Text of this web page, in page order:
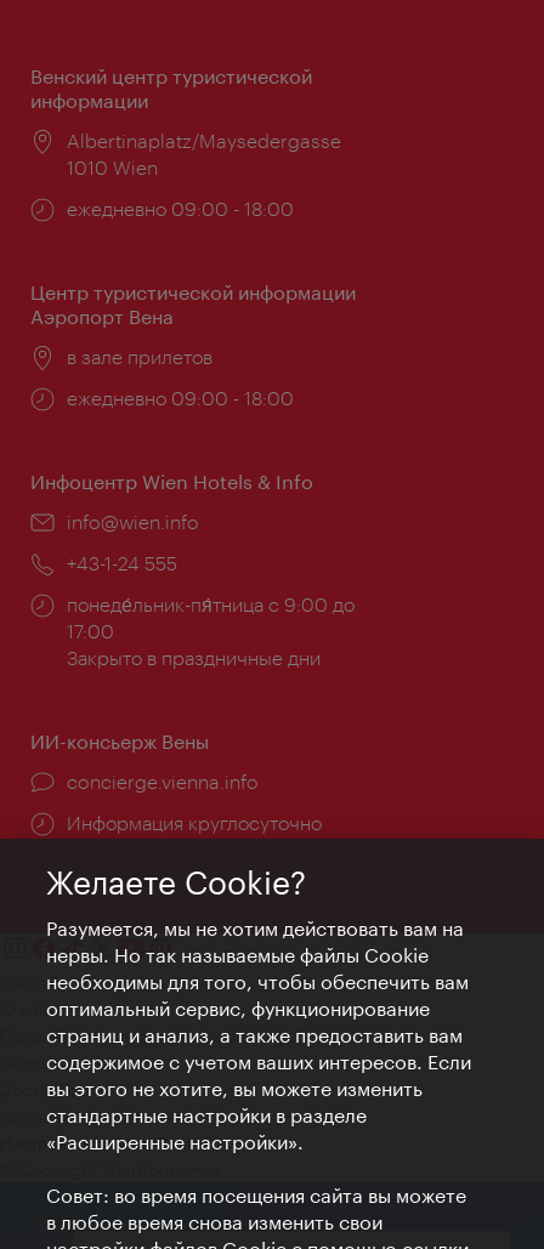
Венский центр туристической
информации
Расположение:
Albertinaplatz/Maysedergasse
1010 Wien
Часы
ежедневно 09:00 - 18:00
Центр туристической информации
Аэропорт Вена
Расположение:
в зале прилетов
Часы
ежедневно 09:00 - 18:00
Инфоцентр Wien Hotels & Info
Эл.
info@wien.info
Телефон:
+43-1-24 555
Часы
работы:
понеде́льник-пя́тница с 9:00 до
17:00
Закрыто в праздничные дни
ИИ-консьерж Вены
concierge.vienna.info
Информация круглосуточно
Контакт
Credits
Положение о конфиденциальности
Terms of Use
Доступность
Контакты для прессы
Настройки файлов Cookie
Желаете Cookie?
Разумеется, мы не хотим действовать вам на
нервы. Но так называемые файлы Cookie
необходимы для того, чтобы обеспечить вам
оптимальный сервис, функционирование
страниц и анализ, а также предоставить вам
содержимое с учетом ваших интересов. Если
вы этого не хотите, вы можете изменить
стандартные настройки в разделе
«Расширенные настройки».
Совет: во время посещения сайта вы можете
в любое время снова изменить свои